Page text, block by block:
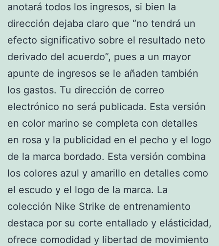
anotará todos los ingresos, si bien la
dirección dejaba claro que “no tendrá un
efecto significativo sobre el resultado neto
derivado del acuerdo”, pues a un mayor
apunte de ingresos se le añaden también
los gastos. Tu dirección de correo
electrónico no será publicada. Esta versión
en color marino se completa con detalles
en rosa y la publicidad en el pecho y el logo
de la marca bordado. Esta versión combina
los colores azul y amarillo en detalles como
el escudo y el logo de la marca. La
colección Nike Strike de entrenamiento
destaca por su corte entallado y elásticidad,
ofrece comodidad y libertad de movimiento